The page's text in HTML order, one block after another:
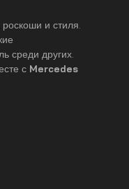
и стиля.
среди других.
с Mercedes